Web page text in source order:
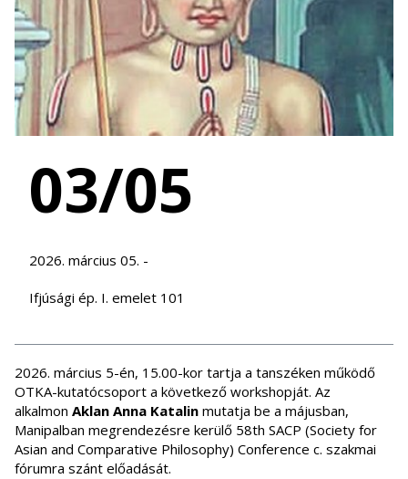
03/05
2026. március 05. -
Ifjúsági ép. I. emelet 101
2026. március 5-én, 15.00-kor tartja a tanszéken működő
OTKA-kutatócsoport a következő workshopját. Az
alkalmon Aklan Anna Katalin mutatja be a májusban,
Manipalban megrendezésre kerülő 58th SACP (Society for
Asian and Comparative Philosophy) Conference c. szakmai
fórumra szánt előadását.